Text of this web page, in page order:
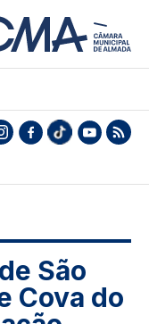
São
Cova do